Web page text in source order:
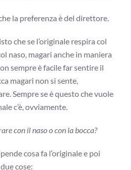
la preferenza è del direttore.
che se l’originale respira col
naso, magari anche in maniera
sempre è facile far sentire il
magari non si sente,
Sempre se è questo che vuole
c’è, ovviamente.
con il naso o con la bocca?
cosa fa l’originale e poi
cose: